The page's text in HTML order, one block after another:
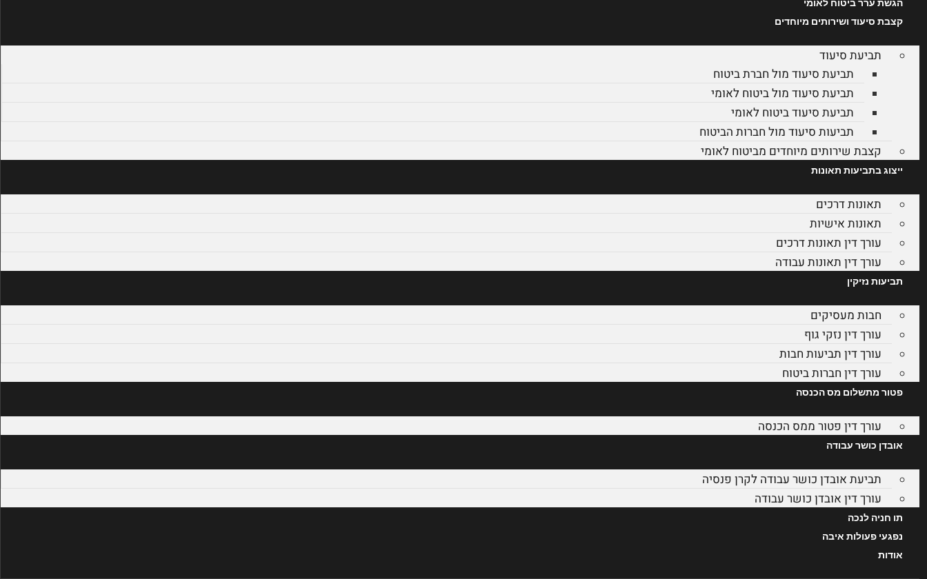
הגשת ערר ביטוח לאומי
קצבת סיעוד ושירותים מיוחדים
תביעת סיעוד
תביעת סיעוד מול חברת ביטוח
תביעת סיעוד מול ביטוח לאומי
תביעת סיעוד ביטוח לאומי
תביעות סיעוד מול חברות הביטוח
קצבת שירותים מיוחדים מביטוח לאומי
ייצוג בתביעות תאונות
תאונות דרכים
תאונות אישיות
עורך דין תאונות דרכים
עורך דין תאונות עבודה
תביעות נזיקין
חבות מעסיקים
עורך דין נזקי גוף
עורך דין תביעות חבות
עורך דין חברות ביטוח
פטור מתשלום מס הכנסה
עורך דין פטור ממס הכנסה
אובדן כושר עבודה
תביעת אובדן כושר עבודה לקרן פנסיה
עורך דין אובדן כושר עבודה
תו חניה לנכה
נפגעי פעולות איבה
אודות